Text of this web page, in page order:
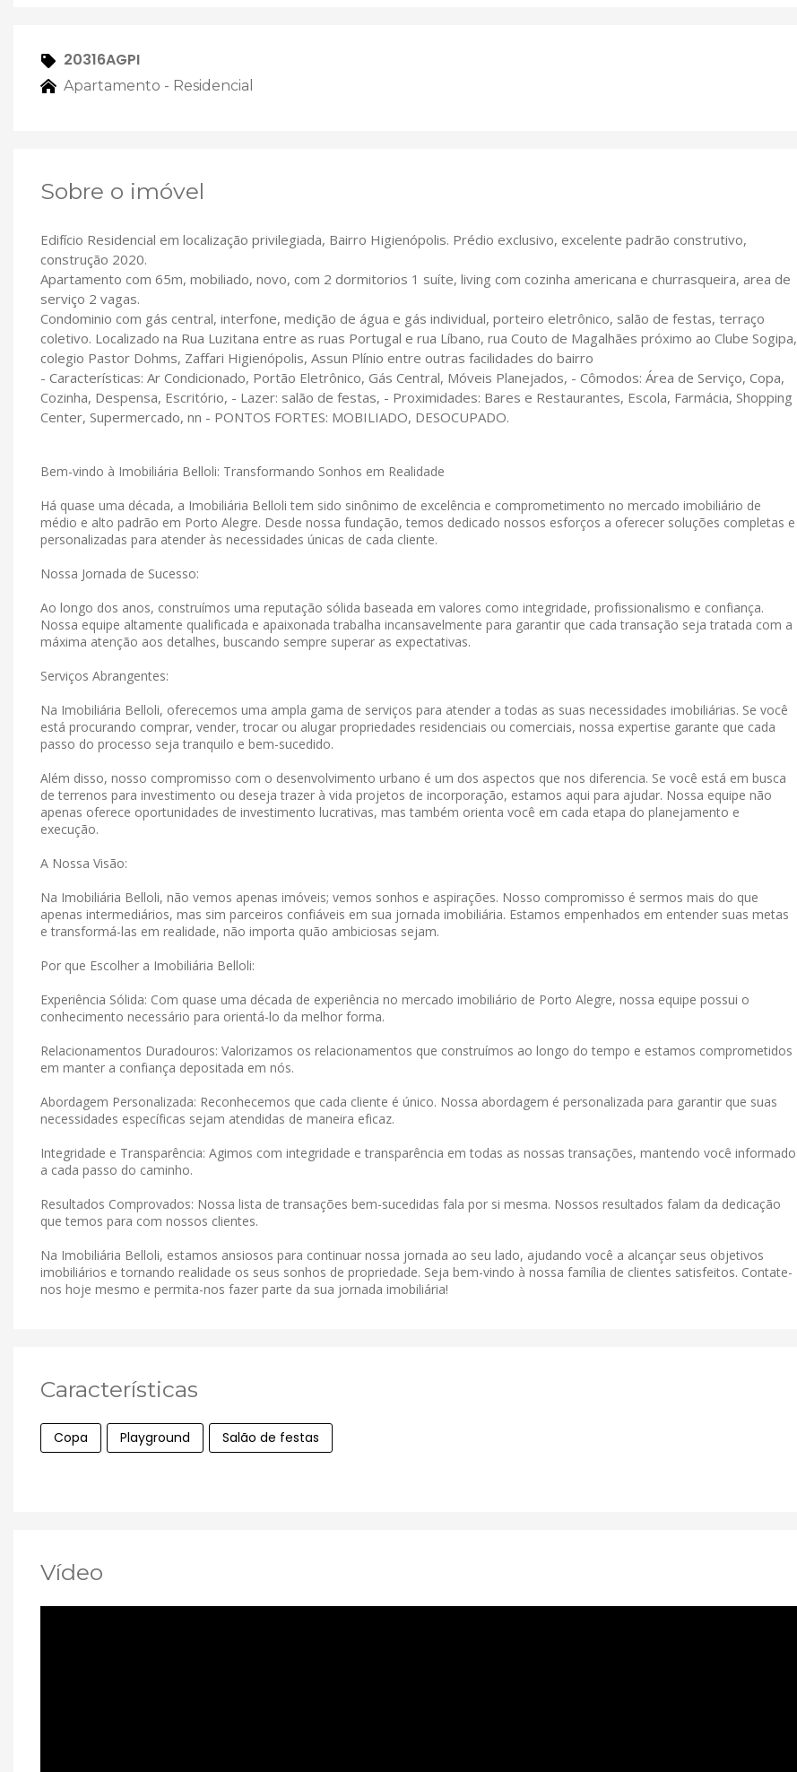
20316AGPI
Apartamento - Residencial
Sobre o imóvel
Edifício Residencial em localização privilegiada, Bairro Higienópolis. Prédio exclusivo, excelente padrão construtivo,
construção 2020.
Apartamento com 65m, mobiliado, novo, com 2 dormitorios 1 suíte, living com cozinha americana e churrasqueira, area de
serviço 2 vagas.
Condominio com gás central, interfone, medição de água e gás individual, porteiro eletrônico, salão de festas, terraço
coletivo. Localizado na Rua Luzitana entre as ruas Portugal e rua Líbano, rua Couto de Magalhães próximo ao Clube Sogipa,
colegio Pastor Dohms, Zaffari Higienópolis, Assun Plínio entre outras facilidades do bairro
- Características: Ar Condicionado, Portão Eletrônico, Gás Central, Móveis Planejados, - Cômodos: Área de Serviço, Copa,
Cozinha, Despensa, Escritório, - Lazer: salão de festas, - Proximidades: Bares e Restaurantes, Escola, Farmácia, Shopping
Center, Supermercado, nn - PONTOS FORTES: MOBILIADO, DESOCUPADO.
Bem-vindo à Imobiliária Belloli: Transformando Sonhos em Realidade
Há quase uma década, a Imobiliária Belloli tem sido sinônimo de excelência e comprometimento no mercado imobiliário de
médio e alto padrão em Porto Alegre. Desde nossa fundação, temos dedicado nossos esforços a oferecer soluções completas e
personalizadas para atender às necessidades únicas de cada cliente.
Nossa Jornada de Sucesso:
Ao longo dos anos, construímos uma reputação sólida baseada em valores como integridade, profissionalismo e confiança.
Nossa equipe altamente qualificada e apaixonada trabalha incansavelmente para garantir que cada transação seja tratada com a
máxima atenção aos detalhes, buscando sempre superar as expectativas.
Serviços Abrangentes:
Na Imobiliária Belloli, oferecemos uma ampla gama de serviços para atender a todas as suas necessidades imobiliárias. Se você
está procurando comprar, vender, trocar ou alugar propriedades residenciais ou comerciais, nossa expertise garante que cada
passo do processo seja tranquilo e bem-sucedido.
Além disso, nosso compromisso com o desenvolvimento urbano é um dos aspectos que nos diferencia. Se você está em busca
de terrenos para investimento ou deseja trazer à vida projetos de incorporação, estamos aqui para ajudar. Nossa equipe não
apenas oferece oportunidades de investimento lucrativas, mas também orienta você em cada etapa do planejamento e
execução.
A Nossa Visão:
Na Imobiliária Belloli, não vemos apenas imóveis; vemos sonhos e aspirações. Nosso compromisso é sermos mais do que
apenas intermediários, mas sim parceiros confiáveis ​​em sua jornada imobiliária. Estamos empenhados em entender suas metas
e transformá-las em realidade, não importa quão ambiciosas sejam.
Por que Escolher a Imobiliária Belloli:
Experiência Sólida: Com quase uma década de experiência no mercado imobiliário de Porto Alegre, nossa equipe possui o
conhecimento necessário para orientá-lo da melhor forma.
Relacionamentos Duradouros: Valorizamos os relacionamentos que construímos ao longo do tempo e estamos comprometidos
em manter a confiança depositada em nós.
Abordagem Personalizada: Reconhecemos que cada cliente é único. Nossa abordagem é personalizada para garantir que suas
necessidades específicas sejam atendidas de maneira eficaz.
Integridade e Transparência: Agimos com integridade e transparência em todas as nossas transações, mantendo você informado
a cada passo do caminho.
Resultados Comprovados: Nossa lista de transações bem-sucedidas fala por si mesma. Nossos resultados falam da dedicação
que temos para com nossos clientes.
Na Imobiliária Belloli, estamos ansiosos para continuar nossa jornada ao seu lado, ajudando você a alcançar seus objetivos
imobiliários e tornando realidade os seus sonhos de propriedade. Seja bem-vindo à nossa família de clientes satisfeitos. Contate-
nos hoje mesmo e permita-nos fazer parte da sua jornada imobiliária!
Características
Copa Playground Salão de festas
Vídeo